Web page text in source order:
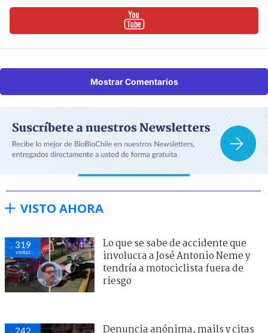
Mostrar Comentarios
VISTO AHORA
319
visitas
Lo que se sabe de accidente que
involucra a José Antonio Neme y
tendría a motociclista fuera de
riesgo
242
Denuncia anónima, mails y citas